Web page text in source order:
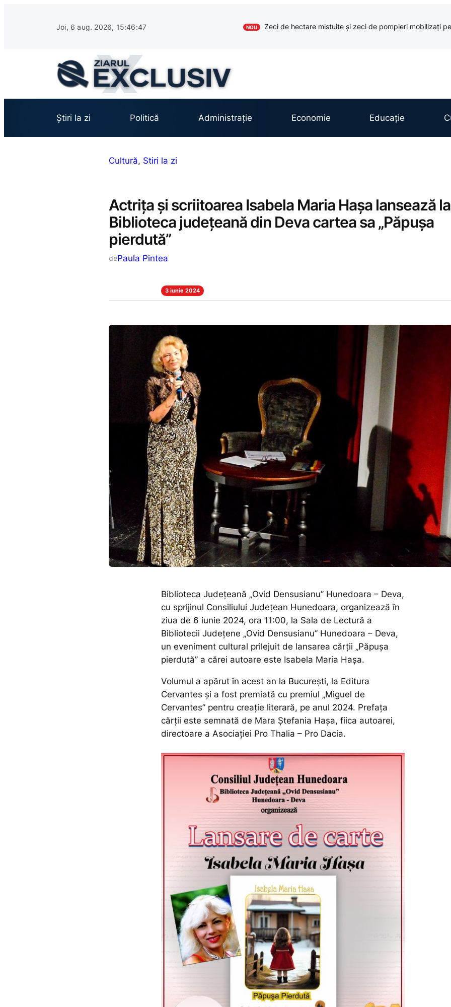
Joi, 6 aug. 2026, 15:46:48 NOU Zeci de hectare mistuite și zeci de pompieri mobilizați
Știri la zi Politică Administrație Economie Educație
Cultură, Stiri la zi
Actrița și scriitoarea Isabela Maria Hașa lansează la
Biblioteca județeană din Deva cartea sa „Păpușa
pierdută”
dePaula Pintea
3 iunie 2024
Biblioteca Județeană „Ovid Densusianu” Hunedoara – Deva,
cu sprijinul Consiliului Județean Hunedoara, organizează în
ziua de 6 iunie 2024, ora 11:00, la Sala de Lectură a
Bibliotecii Județene „Ovid Densusianu” Hunedoara – Deva,
un eveniment cultural prilejuit de lansarea cărții „Păpușa
pierdută” a cărei autoare este Isabela Maria Hașa.
Volumul a apărut în acest an la București, la Editura
Cervantes și a fost premiată cu premiul „Miguel de
Cervantes” pentru creație literară, pe anul 2024. Prefața
cărții este semnată de Mara Ștefania Hașa, fiica autoarei,
directoare a Asociației Pro Thalia – Pro Dacia.